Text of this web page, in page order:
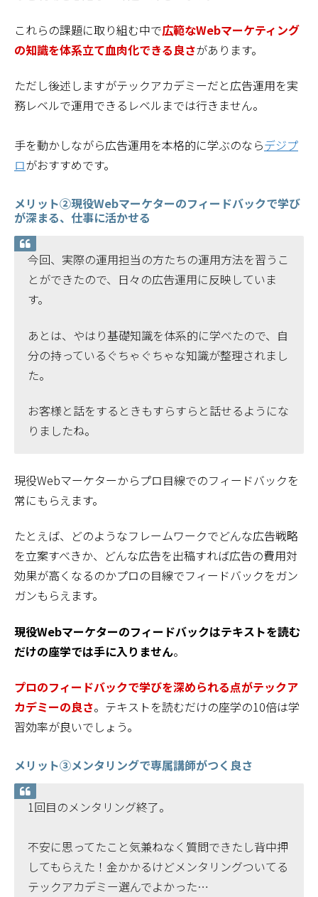
これらの課題に取り組む中で広範なWebマーケティング
の知識を体系立て血肉化できる良さがあります。
ただし後述しますがテックアカデミーだと広告運用を実
務レベルで運用できるレベルまでは行きません。
手を動かしながら広告運用を本格的に学ぶのならデジプ
ロがおすすめです。
メリット②現役Webマーケターのフィードバックで学び
が深まる、仕事に活かせる
今回、実際の運用担当の方たちの運用方法を習うこ
とができたので、日々の広告運用に反映していま
す。
あとは、やはり基礎知識を体系的に学べたので、自
分の持っているぐちゃぐちゃな知識が整理されまし
た。
お客様と話をするときもすらすらと話せるようにな
りましたね。
現役Webマーケターからプロ目線でのフィードバックを
常にもらえます。
たとえば、どのようなフレームワークでどんな広告戦略
を立案すべきか、どんな広告を出稿すれば広告の費用対
効果が高くなるのかプロの目線でフィードバックをガン
ガンもらえます。
現役Webマーケターのフィードバックはテキストを読む
だけの座学では手に入りません。
プロのフィードバックで学びを深められる点がテックア
カデミーの良さ。テキストを読むだけの座学の10倍は学
習効率が良いでしょう。
メリット③メンタリングで専属講師がつく良さ
1回目のメンタリング終了。
不安に思ってたこと気兼ねなく質問できたし背中押
してもらえた！金かかるけどメンタリングついてる
テックアカデミー選んでよかった…